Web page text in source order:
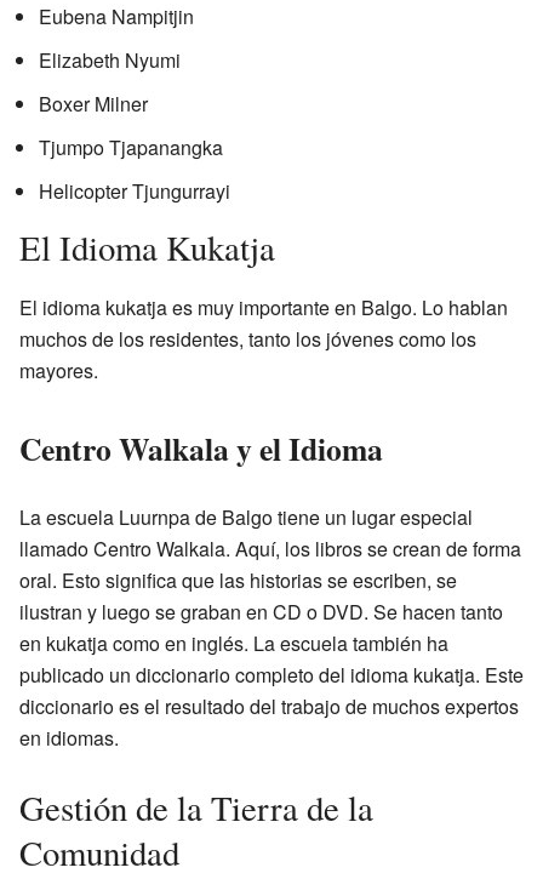
Eubena Nampitjin
Elizabeth Nyumi
Boxer Milner
Tjumpo Tjapanangka
Helicopter Tjungurrayi
El Idioma Kukatja
El idioma kukatja es muy importante en Balgo. Lo hablan
muchos de los residentes, tanto los jóvenes como los
mayores.
Centro Walkala y el Idioma
La escuela Luurnpa de Balgo tiene un lugar especial
llamado Centro Walkala. Aquí, los libros se crean de forma
oral. Esto significa que las historias se escriben, se
ilustran y luego se graban en CD o DVD. Se hacen tanto
en kukatja como en inglés. La escuela también ha
publicado un diccionario completo del idioma kukatja. Este
diccionario es el resultado del trabajo de muchos expertos
en idiomas.
Gestión de la Tierra de la
Comunidad